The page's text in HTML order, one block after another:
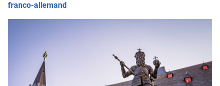
franco-allemand